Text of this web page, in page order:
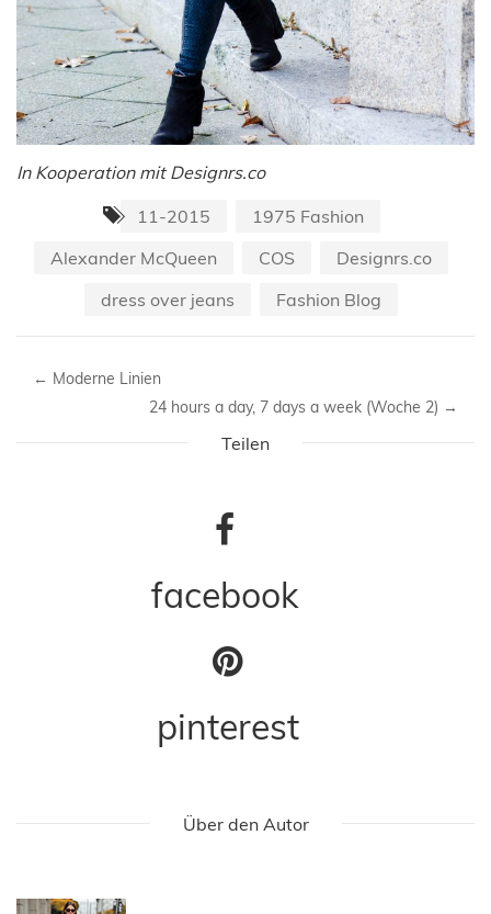
In Kooperation mit Designrs.co
11-2015
1975 Fashion
Alexander McQueen
COS
Designrs.co
dress over jeans
Fashion Blog
← Moderne Linien
24 hours a day, 7 days a week (Woche 2) →
Teilen
facebook
pinterest
Über den Autor